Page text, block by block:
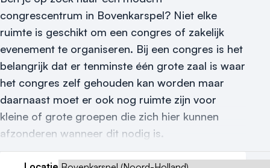
Vraag locatie aan
congrescentrum in Bovenkarspel? Niet elke
ruimte is geschikt om een congres of zakelijk
evenement te organiseren. Bij een congres is het
belangrijk dat er tenminste één grote zaal is waar
het congres zelf gehouden kan worden maar
daarnaast moet er ook nog ruimte zijn voor
kleine of grote groepen die zich hier kunnen
afzonderen wanneer dit nodig is.